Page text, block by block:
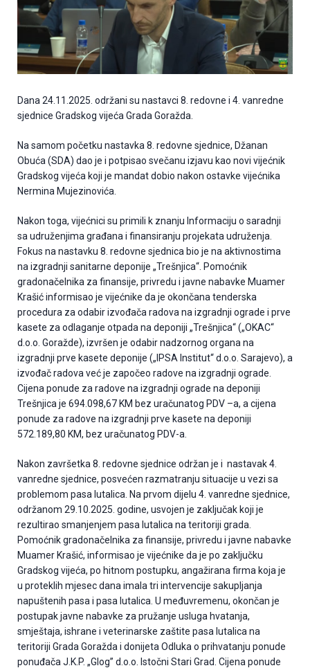
Dana 24.11.2025. održani su nastavci 8. redovne i 4. vanredne
sjednice Gradskog vijeća Grada Goražda.
Na samom početku nastavka 8. redovne sjednice, Džanan
Obuća (SDA) dao je i potpisao svečanu izjavu kao novi vijećnik
Gradskog vijeća koji je mandat dobio nakon ostavke vijećnika
Nermina Mujezinovića.
Nakon toga, vijećnici su primili k znanju Informaciju o saradnji
sa udruženjima građana i finansiranju projekata udruženja.
Fokus na nastavku 8. redovne sjednica bio je na aktivnostima
na izgradnji sanitarne deponije „Trešnjica“. Pomoćnik
gradonačelnika za finansije, privredu i javne nabavke Muamer
Krašić informisao je vijećnike da je okončana tenderska
procedura za odabir izvođača radova na izgradnji ograde i prve
kasete za odlaganje otpada na deponiji „Trešnjica“ („OKAC“
d.o.o. Goražde), izvršen je odabir nadzornog organa na
izgradnji prve kasete deponije („IPSA Institut“ d.o.o. Sarajevo), a
izvođač radova već je započeo radove na izgradnji ograde.
Cijena ponude za radove na izgradnji ograde na deponiji
Trešnjica je 694.098,67 KM bez uračunatog PDV –a, a cijena
ponude za radove na izgradnji prve kasete na deponiji
572.189,80 KM, bez uračunatog PDV-a.
Nakon završetka 8. redovne sjednice održan je i nastavak 4.
vanredne sjednice, posvećen razmatranju situacije u vezi sa
problemom pasa lutalica. Na prvom dijelu 4. vanredne sjednice,
održanom 29.10.2025. godine, usvojen je zaključak koji je
rezultirao smanjenjem pasa lutalica na teritoriji grada.
Pomoćnik gradonačelnika za finansije, privredu i javne nabavke
Muamer Krašić, informisao je vijećnike da je po zaključku
Gradskog vijeća, po hitnom postupku, angažirana firma koja je
u proteklih mjesec dana imala tri intervencije sakupljanja
napuštenih pasa i pasa lutalica. U međuvremenu, okončan je
postupak javne nabavke za pružanje usluga hvatanja,
smještaja, ishrane i veterinarske zaštite pasa lutalica na
teritoriji Grada Goražda i donijeta Odluka o prihvatanju ponude
ponuđača J.K.P. „Glog” d.o.o. Istočni Stari Grad. Cijena ponude